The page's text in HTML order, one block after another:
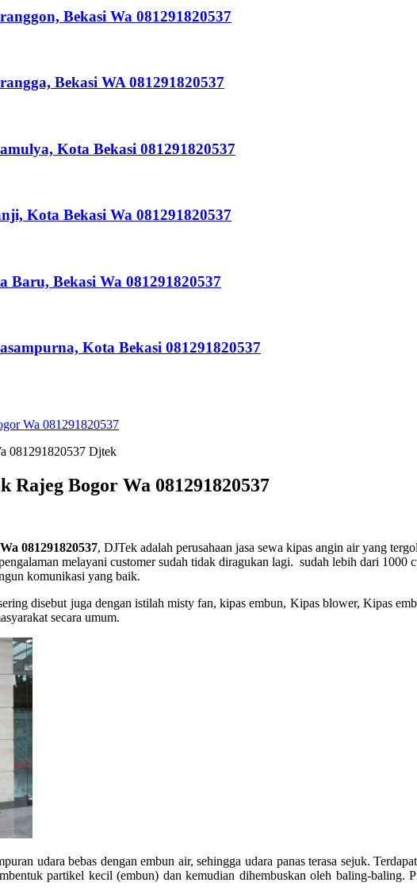
Bekasi Wa 081291820537
Bekasi WA 081291820537
Kota Bekasi 081291820537
Kota Bekasi Wa 081291820537
Bekasi Wa 081291820537
Kota Bekasi 081291820537
Wa 081291820537
Rajeg Bogor Wa 081291820537
081291820537, DJTek adalah perusahaan jasa sewa kipas angin air yang
melayani customer sudah tidak diragukan lagi. sudah lebih dari
komunikasi yang baik.
disebut juga dengan istilah misty fan, kipas embun, Kipas blower, Kipas
secara umum.
udara bebas dengan embun air, sehingga udara panas terasa sejuk.
partikel kecil (embun) dan kemudian dihembuskan oleh baling-baling.